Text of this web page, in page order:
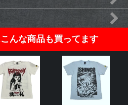
んな商品も買ってます